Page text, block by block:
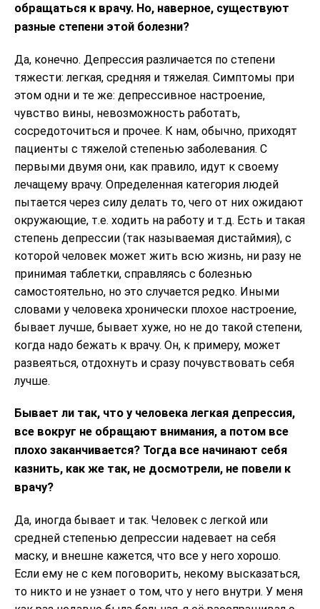
обращаться к врачу. Но, наверное, существуют
разные степени этой болезни?
Да, конечно. Депрессия различается по степени
тяжести: легкая, средняя и тяжелая. Симптомы при
этом одни и те же: депрессивное настроение,
чувство вины, невозможность работать,
сосредоточиться и прочее. К нам, обычно, приходят
пациенты с тяжелой степенью заболевания. С
первыми двумя они, как правило, идут к своему
лечащему врачу. Определенная категория людей
пытается через силу делать то, чего от них ожидают
окружающие, т.е. ходить на работу и т.д. Есть и такая
степень депрессии (так называемая дистаймия), с
которой человек может жить всю жизнь, ни разу не
принимая таблетки, справляясь с болезнью
самостоятельно, но это случается редко. Иными
словами у человека хронически плохое настроение,
бывает лучше, бывает хуже, но не до такой степени,
когда надо бежать к врачу. Он, к примеру, может
развеяться, отдохнуть и сразу почувствовать себя
лучше.
Бывает ли так, что у человека легкая депрессия,
все вокруг не обращают внимания, а потом все
плохо заканчивается? Тогда все начинают себя
казнить, как же так, не досмотрели, не повели к
врачу?
Да, иногда бывает и так. Человек с легкой или
средней степенью депрессии надевает на себя
маску, и внешне кажется, что все у него хорошо.
Если ему не с кем поговорить, некому высказаться,
то никто и не узнает о том, что у него внутри. У меня